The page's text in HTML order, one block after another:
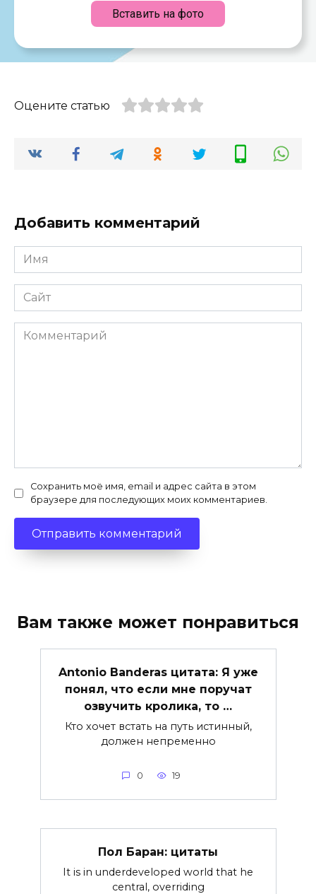
Вставить на фото
Оцените статью
Добавить комментарий
Имя
*
Сайт
Комментарий
Сохранить моё имя, email и адрес сайта в этом
браузере для последующих моих комментариев.
Вам также может понравиться
Antonio Banderas цитата: Я уже
понял, что если мне поручат
озвучить кролика, то …
Кто хочет встать на путь истинный,
должен непременно
0 19
Пол Баран: цитаты
It is in underdeveloped world that he
central, overriding